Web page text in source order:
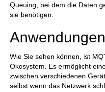
Queuing, bei dem die Daten
sie benötigen.
Wie Sie sehen können, ist
Ökosystem. Es ermöglicht
zwischen verschiedenen
selbst wenn das Netzwerk